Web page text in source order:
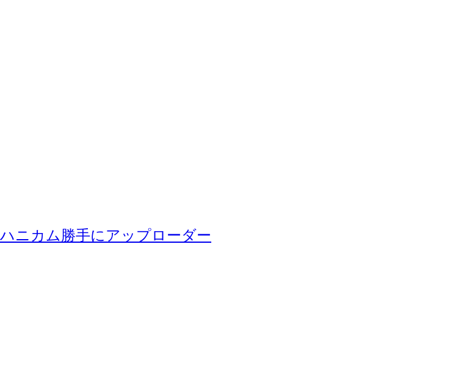
ハニカム勝手にアップローダー